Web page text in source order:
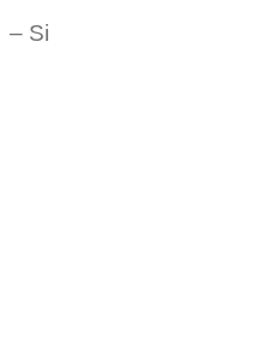
– Si